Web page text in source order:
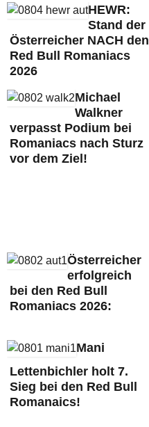
HEWR:
Stand der
Österreicher NACH den
Red Bull Romaniacs
2026
Michael
Walkner
verpasst Podium bei
Romaniacs nach Sturz
vor dem Ziel!
Österreicher
erfolgreich
bei den Red Bull
Romaniacs 2026:
Mani
Lettenbichler holt 7.
Sieg bei den Red Bull
Romanaics!